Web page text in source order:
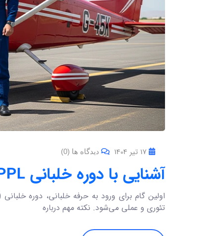
17 تیر 1404 دیدگاه ها (0)
آشنایی با دوره خلبانی PPL
تئوری و عملی می‌شود. نکته مهم درباره